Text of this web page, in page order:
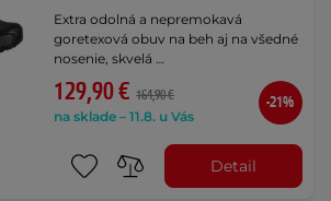
Extra odolná a nepremokavá
goretexová obuv na beh aj na všedné
nosenie, skvelá …
129,90 € 164,90 €
na sklade – 11.8. u Vás
-21%
Detail